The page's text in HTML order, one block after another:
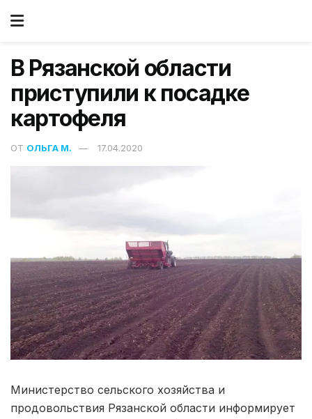
В Рязанской области
приступили к посадке
картофеля
ОТ ОЛЬГА М. 17.04.2020
Министерство сельского хозяйства и
продовольствия Рязанской области информирует